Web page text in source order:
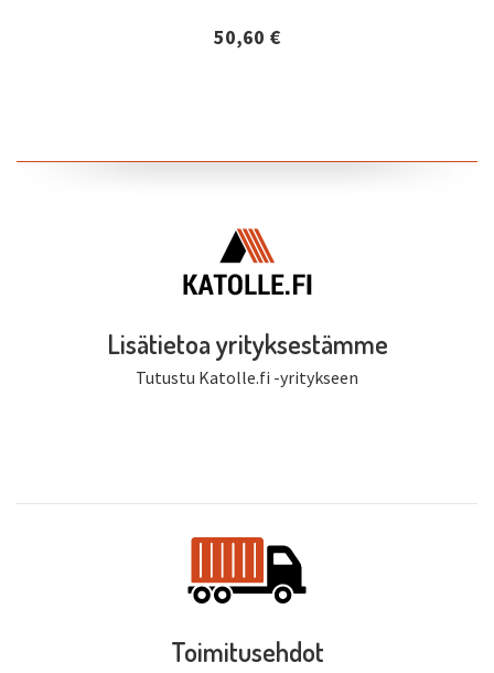
50,60 €
Lisätiedot ja tilaaminen
Lisätietoa yrityksestämme
Tutustu Katolle.fi -yritykseen
Toimitusehdot